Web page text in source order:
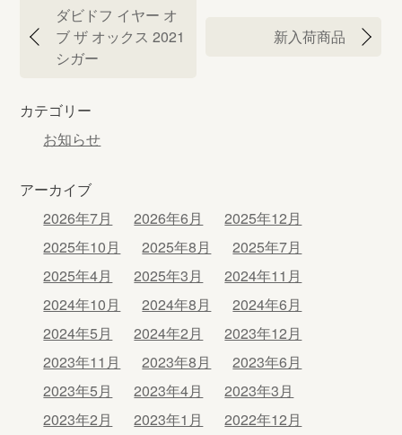
稿
ナ
ー
ダビドフ イヤー オ
ブ ザ オックス 2021
シガー
新入荷商品
カテゴリー
お知らせ
アーカイブ
2026年7月
2026年6月
2025年12月
2025年10月
2025年8月
2025年7月
2025年4月
2025年3月
2024年11月
2024年10月
2024年8月
2024年6月
2024年5月
2024年2月
2023年12月
2023年11月
2023年8月
2023年6月
2023年5月
2023年4月
2023年3月
2023年2月
2023年1月
2022年12月